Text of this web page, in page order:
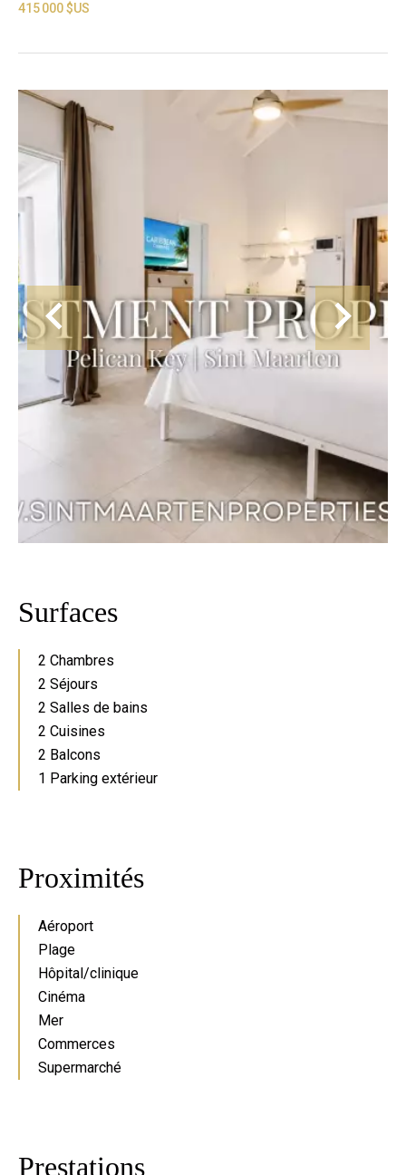
415 000 $US
Surfaces
2 Chambres
2 Séjours
2 Salles de bains
2 Cuisines
2 Balcons
1 Parking extérieur
Proximités
Aéroport
Plage
Hôpital/clinique
Cinéma
Mer
Commerces
Supermarché
Prestations